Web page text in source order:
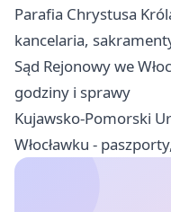
Parafia Chrystusa
kancelaria,
Sąd Rejonowy we
godziny i sprawy
Kujawsko-Pomorski
Włocławku -